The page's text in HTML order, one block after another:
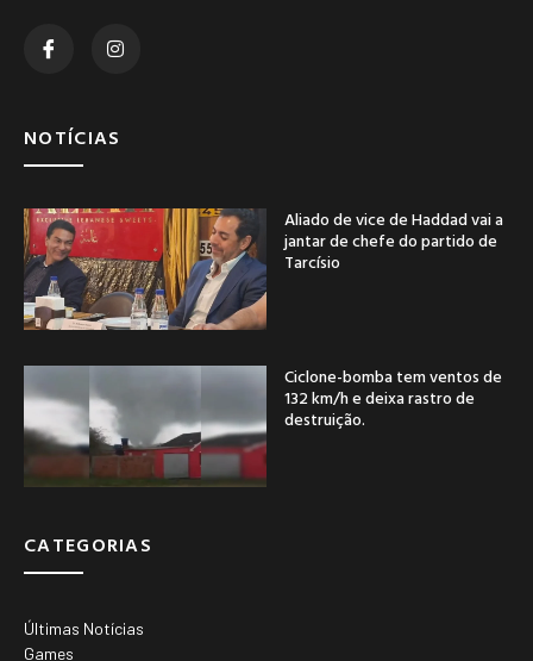
NOTÍCIAS
Aliado de vice de Haddad vai a
jantar de chefe do partido de
Tarcísio
Ciclone-bomba tem ventos de
132 km/h e deixa rastro de
destruição.
CATEGORIAS
Últimas Notícias
Games